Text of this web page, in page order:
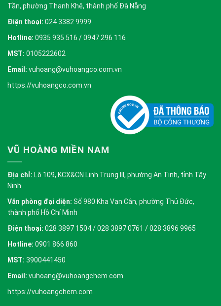
Tần, phường Thanh Khê, thành phố Đà Nẵng
Điện thoại: 024 3382 9999
Hotline: 0935 935 516 / 0947 296 116
MST: 0105222602
Email: vuhoang@vuhoangco.com.vn
https://vuhoangco.com.vn
VŨ HOÀNG MIỀN NAM
Địa chỉ: Lô 109, KCX&CN Linh Trung III, phường An Tịnh, tỉnh Tây
Ninh
Văn phòng đại diện: Số 980 Kha Vạn Cân, phường Thủ Đức,
thành phố Hồ Chí Minh
Điện thoại: 028 3897 1504 / 028 3897 0761 / 028 3896 9965
Hotline: 0901 866 860
MST: 3900441450
Email: vuhoang@vuhoangchem.com
https://vuhoangchem.com